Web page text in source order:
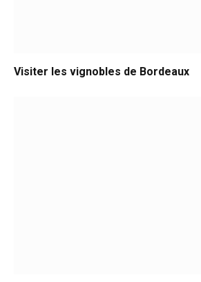
Visiter les vignobles de Bordeaux